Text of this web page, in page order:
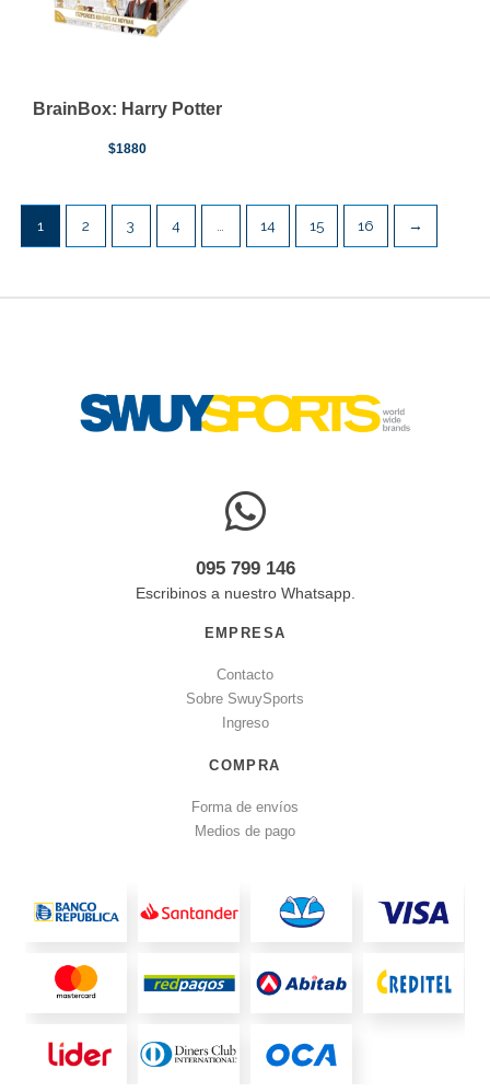
BrainBox: Harry Potter
$1880
1 2 3 4 14 15 16 →
095 799 146
Escribinos a nuestro Whatsapp.
EMPRESA
Contacto
Sobre SwuySports
Ingreso
COMPRA
Forma de envíos
Medios de pago